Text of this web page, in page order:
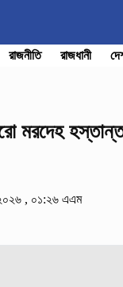
রাজনীতি রাজধানী
মরদেহ
২০২৬ , ০১:২৬ এএম